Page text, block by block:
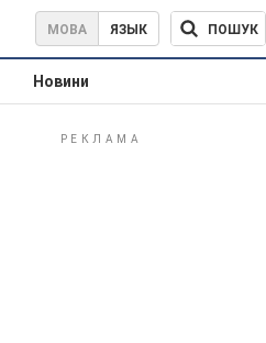
МОВА ЯЗЫК ПОШУК
Новини